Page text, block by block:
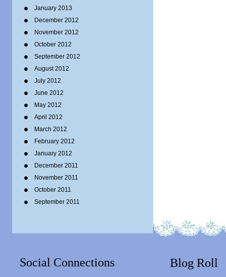
January 2013
December 2012
November 2012
October 2012
September 2012
August 2012
July 2012
June 2012
May 2012
April 2012
March 2012
February 2012
January 2012
December 2011
November 2011
October 2011
September 2011
Social Connections Blog Roll